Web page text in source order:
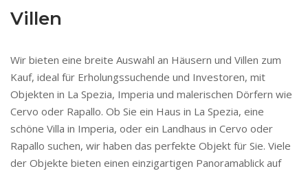
Villen
Wir bieten eine breite Auswahl an Häusern und Villen zum
Kauf, ideal für Erholungssuchende und Investoren, mit
Objekten in La Spezia, Imperia und malerischen Dörfern wie
Cervo oder Rapallo. Ob Sie ein Haus in La Spezia, eine
schöne Villa in Imperia, oder ein Landhaus in Cervo oder
Rapallo suchen, wir haben das perfekte Objekt für Sie. Viele
der Objekte bieten einen einzigartigen Panoramablick auf